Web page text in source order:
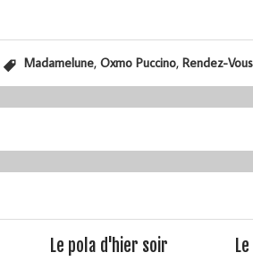
Madamelune, Oxmo Puccino, Rendez-
Le pola d'hier soir